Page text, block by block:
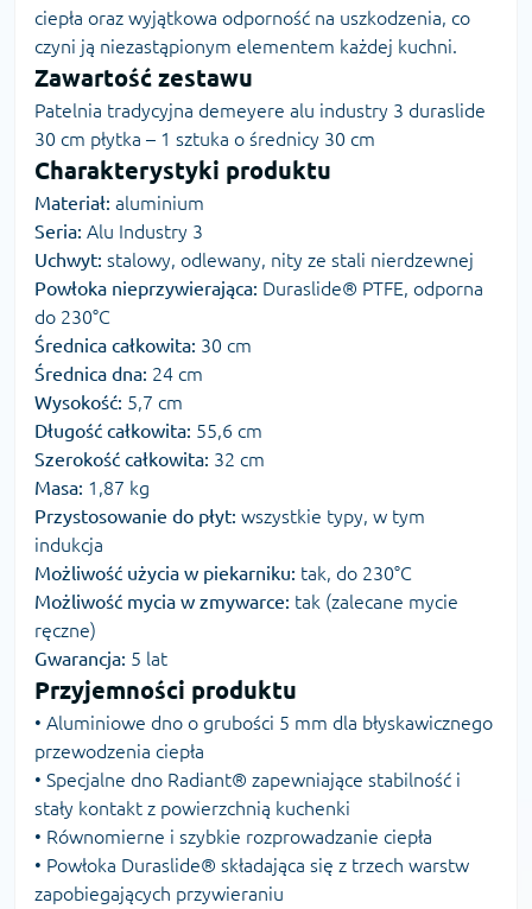
ciepła oraz wyjątkowa odporność na uszkodzenia, co
czyni ją niezastąpionym elementem każdej kuchni.
Zawartość zestawu
Patelnia tradycyjna demeyere alu industry 3 duraslide
30 cm płytka – 1 sztuka o średnicy 30 cm
Charakterystyki produktu
Materiał: aluminium
Seria: Alu Industry 3
Uchwyt: stalowy, odlewany, nity ze stali nierdzewnej
Powłoka nieprzywierająca: Duraslide® PTFE, odporna
do 230°C
Średnica całkowita: 30 cm
Średnica dna: 24 cm
Wysokość: 5,7 cm
Długość całkowita: 55,6 cm
Szerokość całkowita: 32 cm
Masa: 1,87 kg
Przystosowanie do płyt: wszystkie typy, w tym
indukcja
Możliwość użycia w piekarniku: tak, do 230°C
Możliwość mycia w zmywarce: tak (zalecane mycie
ręczne)
Gwarancja: 5 lat
Przyjemności produktu
• Aluminiowe dno o grubości 5 mm dla błyskawicznego
przewodzenia ciepła
• Specjalne dno Radiant® zapewniające stabilność i
stały kontakt z powierzchnią kuchenki
• Równomierne i szybkie rozprowadzanie ciepła
• Powłoka Duraslide® składająca się z trzech warstw
zapobiegających przywieraniu